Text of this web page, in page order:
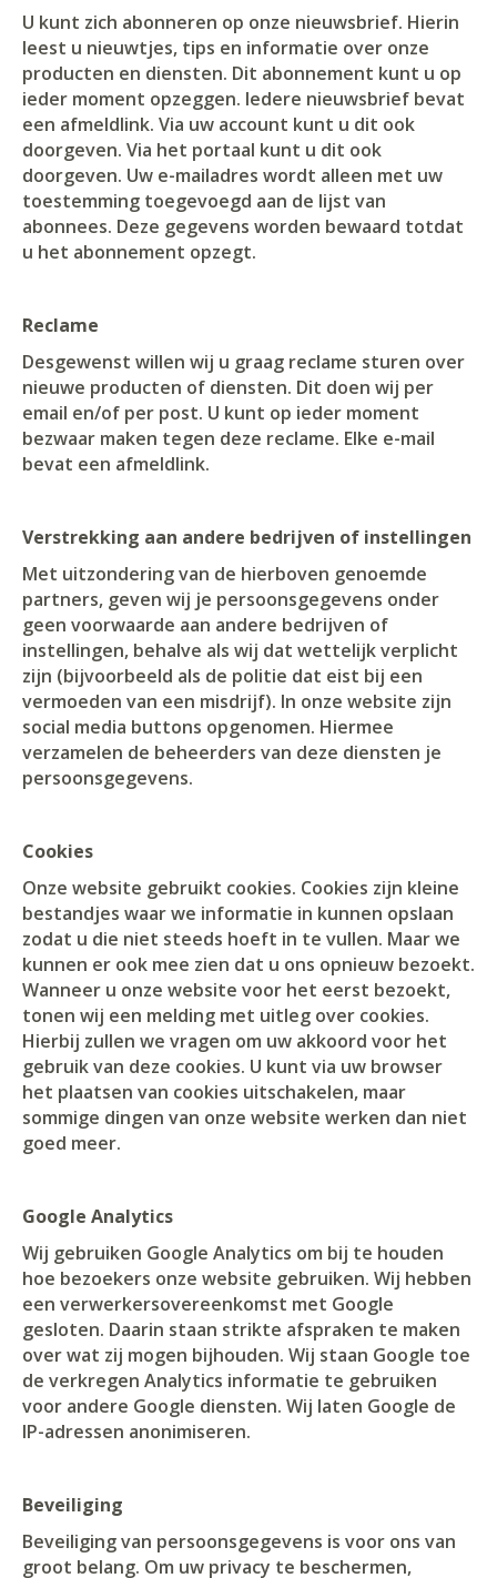
U kunt zich abonneren op onze nieuwsbrief. Hierin
leest u nieuwtjes, tips en informatie over onze
producten en diensten. Dit abonnement kunt u op
ieder moment opzeggen. Iedere nieuwsbrief bevat
een afmeldlink. Via uw account kunt u dit ook
doorgeven. Via het portaal kunt u dit ook
doorgeven. Uw e-mailadres wordt alleen met uw
toestemming toegevoegd aan de lijst van
abonnees. Deze gegevens worden bewaard totdat
u het abonnement opzegt.
Reclame
Desgewenst willen wij u graag reclame sturen over
nieuwe producten of diensten. Dit doen wij per
email en/of per post. U kunt op ieder moment
bezwaar maken tegen deze reclame. Elke e-mail
bevat een afmeldlink.
Verstrekking aan andere bedrijven of instellingen
Met uitzondering van de hierboven genoemde
partners, geven wij je persoonsgegevens onder
geen voorwaarde aan andere bedrijven of
instellingen, behalve als wij dat wettelijk verplicht
zijn (bijvoorbeeld als de politie dat eist bij een
vermoeden van een misdrijf). In onze website zijn
social media buttons opgenomen. Hiermee
verzamelen de beheerders van deze diensten je
persoonsgegevens.
Cookies
Onze website gebruikt cookies. Cookies zijn kleine
bestandjes waar we informatie in kunnen opslaan
zodat u die niet steeds hoeft in te vullen. Maar we
kunnen er ook mee zien dat u ons opnieuw bezoekt.
Wanneer u onze website voor het eerst bezoekt,
tonen wij een melding met uitleg over cookies.
Hierbij zullen we vragen om uw akkoord voor het
gebruik van deze cookies. U kunt via uw browser
het plaatsen van cookies uitschakelen, maar
sommige dingen van onze website werken dan niet
goed meer.
Google Analytics
Wij gebruiken Google Analytics om bij te houden
hoe bezoekers onze website gebruiken. Wij hebben
een verwerkersovereenkomst met Google
gesloten. Daarin staan strikte afspraken te maken
over wat zij mogen bijhouden. Wij staan Google toe
de verkregen Analytics informatie te gebruiken
voor andere Google diensten. Wij laten Google de
IP-adressen anonimiseren.
Beveiliging
Beveiliging van persoonsgegevens is voor ons van
groot belang. Om uw privacy te beschermen,